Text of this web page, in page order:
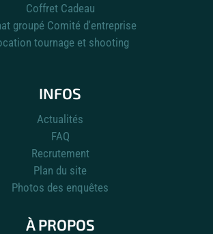
Coffret Cadeau
groupé Comité d'entreprise
tournage et shooting
INFOS
Actualités
FAQ
Recrutement
Plan du site
Photos des enquêtes
À PROPOS